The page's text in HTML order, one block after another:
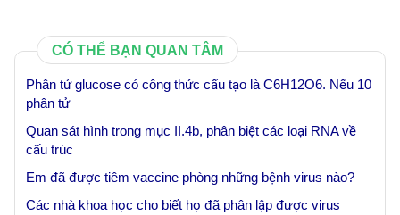
CÓ THỂ BẠN QUAN TÂM
Phân tử glucose có công thức cấu tạo là C6H12O6. Nếu 10
phân tử
Quan sát hình trong mục II.4b, phân biệt các loại RNA về
cấu trúc
Em đã được tiêm vaccine phòng những bệnh virus nào?
Các nhà khoa học cho biết họ đã phân lập được virus